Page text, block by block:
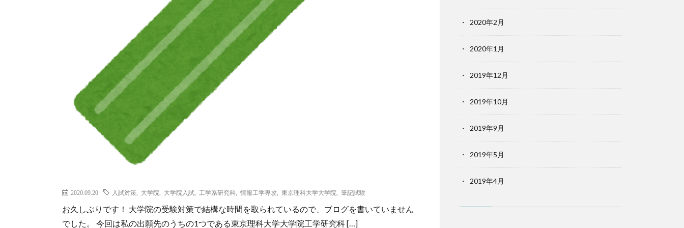
2020.09.20 入試対策 大学院 大学院入試 工学系研究科 情報工学専攻 東京理科大学大学院 筆記試験
お久しぶりです！ 大学院の受験対策で結構な時間を取られているので、ブログを書いていません
でした。 今回は私の出願先のうちの1つである東京理科大学大学院工学研究科 […]
2020年2月
2020年1月
2019年12月
2019年10月
2019年9月
2019年5月
2019年4月